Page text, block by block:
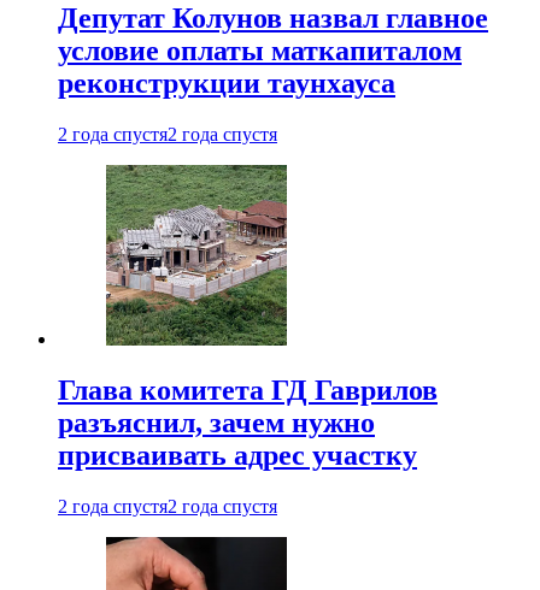
Депутат Колунов назвал главное
условие оплаты маткапиталом
реконструкции таунхауса
2 года спустя2 года спустя
Глава комитета ГД Гаврилов
разъяснил, зачем нужно
присваивать адрес участку
2 года спустя2 года спустя